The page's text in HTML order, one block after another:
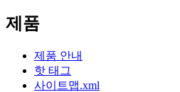
제품
제품 안내
핫 태그
사이트맵.xml